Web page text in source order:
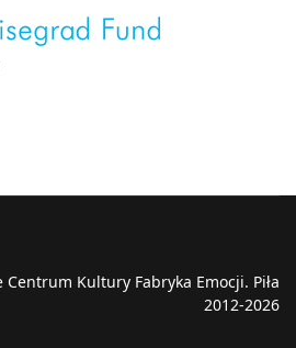
Kultury Fabryka Emocji. Piła
2012-2026